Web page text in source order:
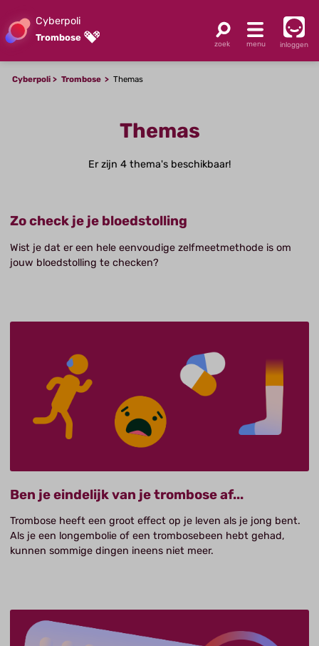
Cyberpoli
Trombose
inloggen
Cyberpoli Trombose Themas
Themas
Er zijn 4 thema's beschikbaar!
Zo check je je bloedstolling
Wist je dat er een hele eenvoudige zelfmeetmethode is om
jouw bloedstolling te checken?
Ben je eindelijk van je trombose af...
Trombose heeft een groot effect op je leven als je jong bent.
Als je een longembolie of een trombosebeen hebt gehad,
kunnen sommige dingen ineens niet meer.